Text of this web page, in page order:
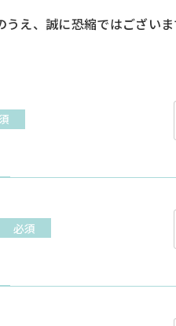
うえ、誠に恐縮ではござい
必須